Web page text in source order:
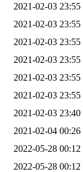
2021-02-03 23:55
2021-02-03 23:55
2021-02-03 23:55
2021-02-03 23:55
2021-02-03 23:55
2021-02-03 23:55
2021-02-03 23:40
2021-02-04 00:26
2022-05-28 00:12
2022-05-28 00:12